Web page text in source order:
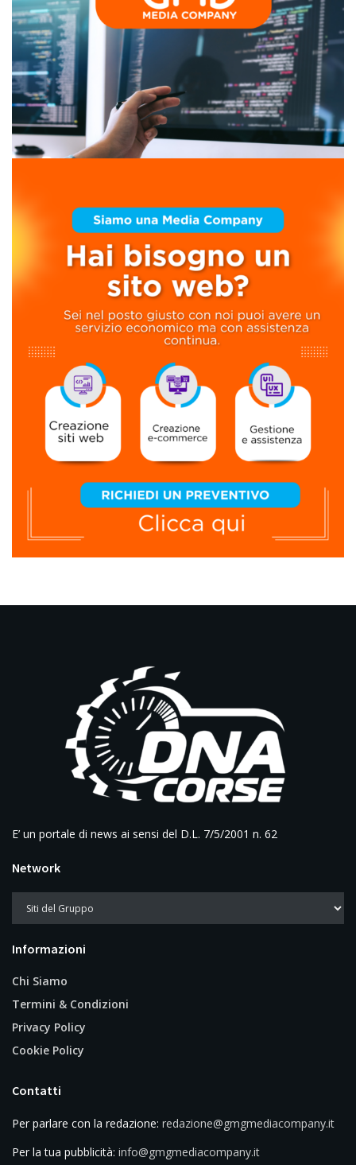
E’ un portale di news ai sensi del D.L. 7/5/2001 n. 62
Network
Informazioni
Chi Siamo
Termini & Condizioni
Privacy Policy
Cookie Policy
Contatti
Per parlare con la redazione: redazione@gmgmediacompany.it
Per la tua pubblicità: info@gmgmediacompany.it